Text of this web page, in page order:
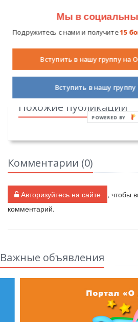
поделитесь информацией с
Одноклассники
Похожие публикации
Комментарии (0)
Авторизуйтесь на сайте
, чтобы
комментарий.
Важные объявления
Мы в
Подружитесь с нами и получите15
Вступить в нашу группу на
Вступить в нашу
POWERED BY